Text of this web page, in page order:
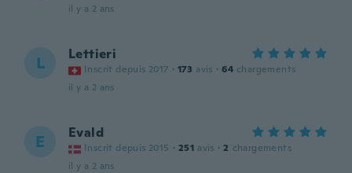
il y a 2 ans
L Lettieri
Inscrit depuis 2017 · 173 avis · 64 chargements
il y a 2 ans
E Evald
Inscrit depuis 2015 · 251 avis · 2 chargements
il y a 2 ans